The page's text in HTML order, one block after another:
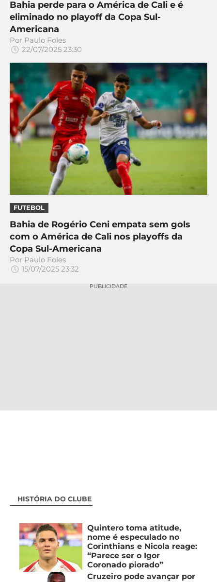
Bahia perde para o América de Cali e é
eliminado no playoff da Copa Sul-
Americana
Por Paulo Foles
22/07/2025 23:30
FUTEBOL
Bahia de Rogério Ceni empata sem gols
com o América de Cali nos playoffs da
Copa Sul-Americana
Por Paulo Foles
15/07/2025 23:32
PUBLICIDADE
HISTÓRIA DO CLUBE
Quintero toma atitude,
nome é especulado no
Corinthians e Nicola reage:
“Parece ser o Igor
Coronado piorado”
Cruzeiro pode avançar por